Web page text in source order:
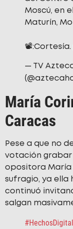
Moscú, en
Maturín,
📽️:Cortesía.
— TV
María
Caracas
Pese a que no
votación grabar
opositora María
sufragio, ya ella
continuó
salgan
#HechosDigital